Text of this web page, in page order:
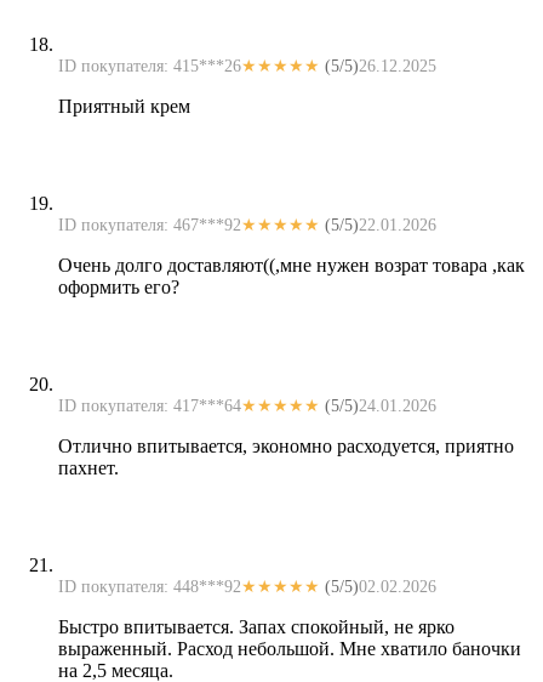
ID покупателя: 415***26★★★★★ (5/5)26.12.2025
Приятный крем
ID покупателя: 467***92★★★★★ (5/5)22.01.2026
Очень долго доставляют((,мне нужен возрат товара ,как
оформить его?
ID покупателя: 417***64★★★★★ (5/5)24.01.2026
Отлично впитывается, экономно расходуется, приятно
пахнет.
ID покупателя: 448***92★★★★★ (5/5)02.02.2026
Быстро впитывается. Запах спокойный, не ярко
выраженный. Расход небольшой. Мне хватило баночки
на 2,5 месяца.